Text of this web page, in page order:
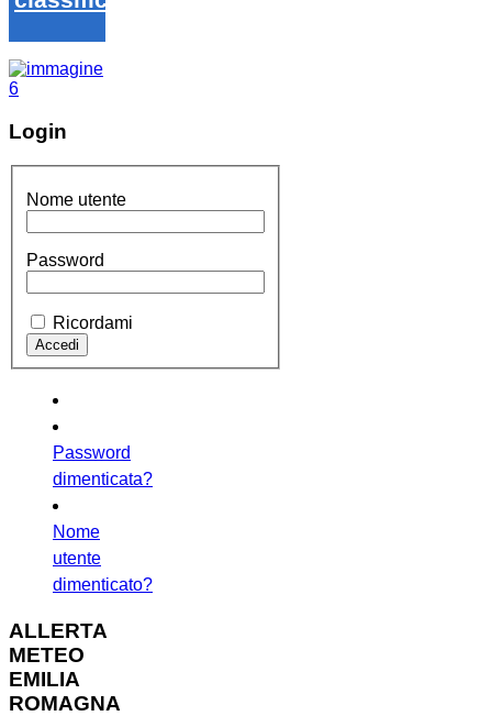
Login
Nome utente
Password
Ricordami
Password
dimenticata?
Nome
utente
dimenticato?
ALLERTA
METEO
EMILIA
ROMAGNA